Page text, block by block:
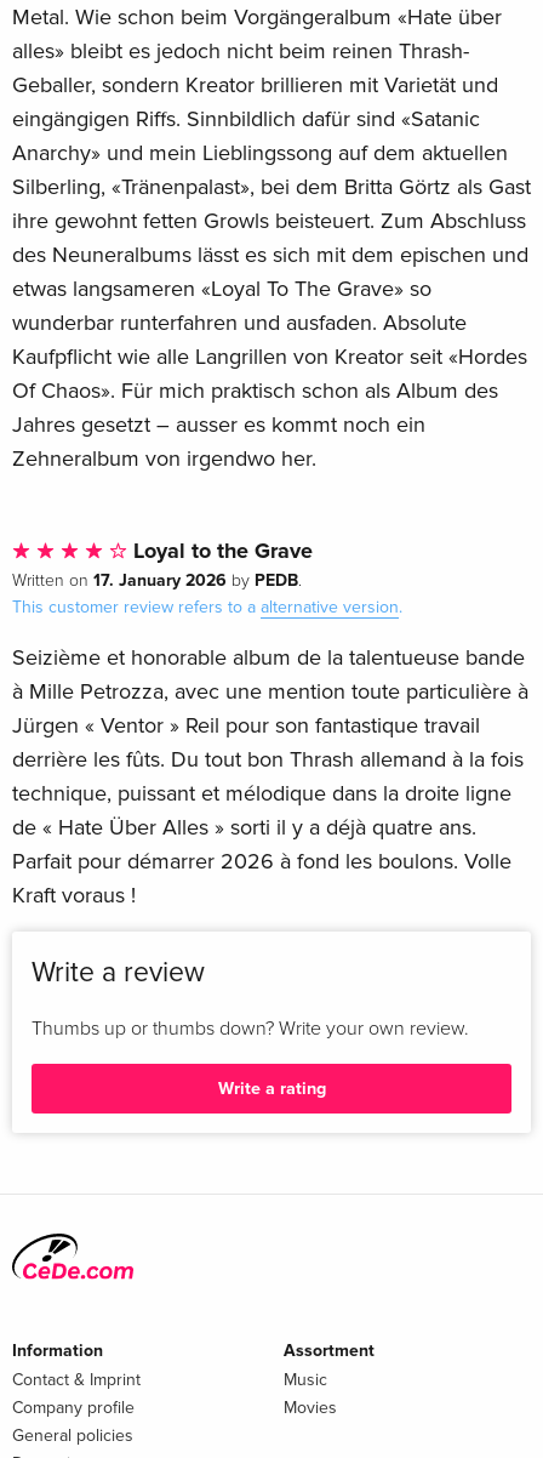
Metal. Wie schon beim Vorgängeralbum «Hate über
alles» bleibt es jedoch nicht beim reinen Thrash-
Geballer, sondern Kreator brillieren mit Varietät und
eingängigen Riffs. Sinnbildlich dafür sind «Satanic
Anarchy» und mein Lieblingssong auf dem aktuellen
Silberling, «Tränenpalast», bei dem Britta Görtz als Gast
ihre gewohnt fetten Growls beisteuert. Zum Abschluss
des Neuneralbums lässt es sich mit dem epischen und
etwas langsameren «Loyal To The Grave» so
wunderbar runterfahren und ausfaden. Absolute
Kaufpflicht wie alle Langrillen von Kreator seit «Hordes
Of Chaos». Für mich praktisch schon als Album des
Jahres gesetzt – ausser es kommt noch ein
Zehneralbum von irgendwo her.
Loyal to the Grave
Written on 17. January 2026 by PEDB.
This customer review refers to a alternative version.
Seizième et honorable album de la talentueuse bande
à Mille Petrozza, avec une mention toute particulière à
Jürgen « Ventor » Reil pour son fantastique travail
derrière les fûts. Du tout bon Thrash allemand à la fois
technique, puissant et mélodique dans la droite ligne
de « Hate Über Alles » sorti il y a déjà quatre ans.
Parfait pour démarrer 2026 à fond les boulons. Volle
Kraft voraus !
Write a review
Thumbs up or thumbs down? Write your own review.
Write a rating
Information
Contact & Imprint
Company profile
General policies
Assortment
Music
Movies